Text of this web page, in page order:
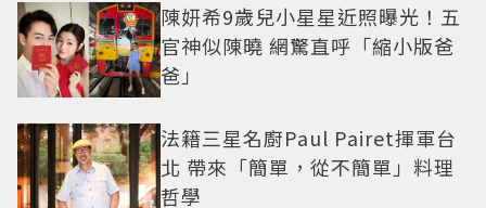
陳妍希9歲兒小星星近照曝光！五
官神似陳曉 網驚直呼「縮小版爸
爸」
法籍三星名廚Paul Pairet揮軍台
北 帶來「簡單，從不簡單」料理
哲學